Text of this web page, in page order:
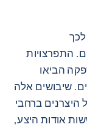
התפרצויות
הביאו
שיבושים אלה
היצרנים ברחבי
אודות היצע,